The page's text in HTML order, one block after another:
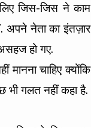
जिस-जिस ने काम
अपने नेता का इंतज़ार
हो गए.
चाहिए क्योंकि
भी गलत नहीं कहा है.